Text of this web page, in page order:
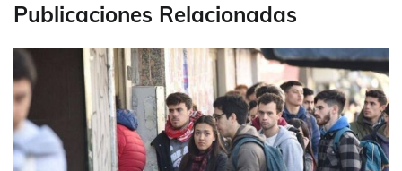
Publicaciones Relacionadas